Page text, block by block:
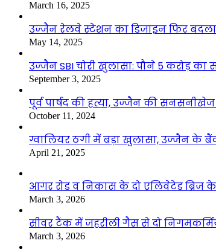
March 16, 2025
उज्जैन रेलवे स्टेशन का डिजाइन फिर बदला
May 14, 2025
उज्जैन SBI चोरी खुलासा: पौने 5 करोड़ का
September 3, 2025
पूर्व पार्षद की हत्या, उज्जैन की सनसनीखेज
October 11, 2024
ग्वालियर ठगी में बड़ा खुलासा, उज्जैन के
April 21, 2025
आगर रोड व निकास के दो एलिवेटेड ब्रिज के
March 3, 2026
सीवर टैंक में जहरीली गैस से दो
March 3, 2026